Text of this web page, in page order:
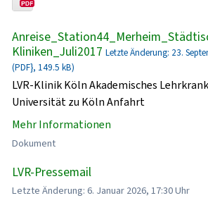
Kliniken_Juli2017 Letzte Änderung: 23.
(PDF}, 149.5 kB)
LVR-Klinik Köln Akademisches
Universität zu Köln Anfahrt
Mehr Informationen
Dokument
LVR-Pressemail
Letzte Änderung: 6. Januar 2026, 17:30 Uhr